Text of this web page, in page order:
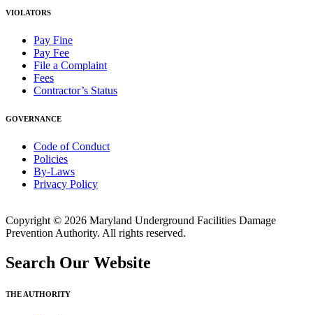
VIOLATORS
Pay Fine
Pay Fee
File a Complaint
Fees
Contractor’s Status
GOVERNANCE
Code of Conduct
Policies
By-Laws
Privacy Policy
Copyright © 2026 Maryland Underground Facilities Damage
Prevention Authority. All rights reserved.
Search Our Website
THE AUTHORITY